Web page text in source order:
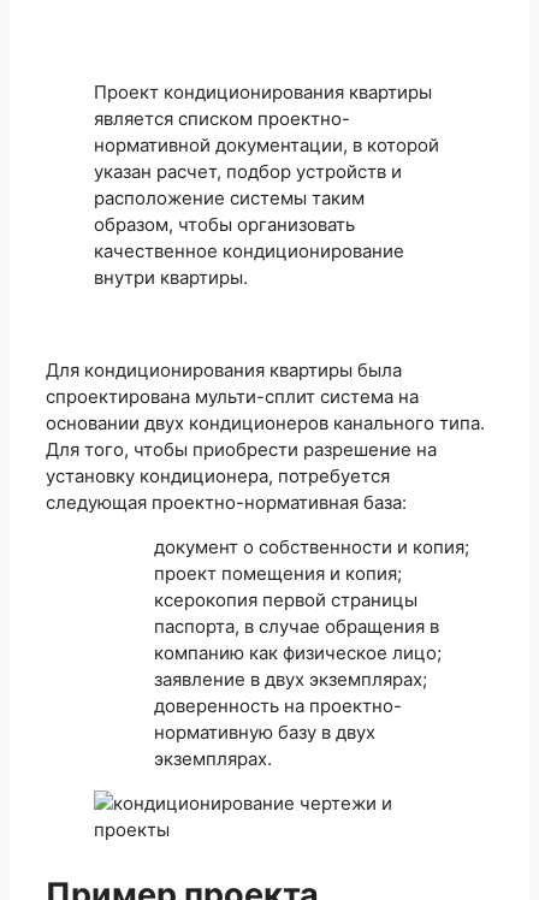
Проект кондиционирования квартиры
является списком проектно-
нормативной документации, в которой
указан расчет, подбор устройств и
расположение системы таким
образом, чтобы организовать
качественное кондиционирование
внутри квартиры.
Для кондиционирования квартиры была
спроектирована мульти-сплит система на
основании двух кондиционеров канального типа.
Для того, чтобы приобрести разрешение на
установку кондиционера, потребуется
следующая проектно-нормативная база:
документ о собственности и копия;
проект помещения и копия;
ксерокопия первой страницы
паспорта, в случае обращения в
компанию как физическое лицо;
заявление в двух экземплярах;
доверенность на проектно-
нормативную базу в двух
экземплярах.